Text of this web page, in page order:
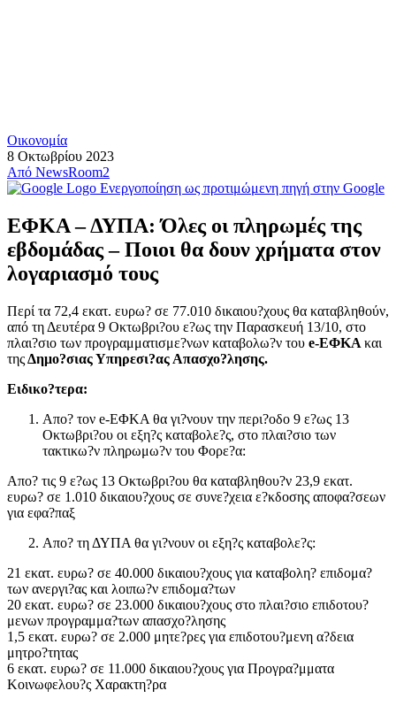
Οικονομία
8 Οκτωβρίου 2023
Από NewsRoom2
Ενεργοποίηση ως προτιμώμενη πηγή στην Google
ΕΦΚΑ – ΔΥΠΑ: Όλες οι πληρωμές της
εβδομάδας – Ποιοι θα δουν χρήματα στον
λογαριασμό τους
Περί τα 72,4 εκατ. ευρω? σε 77.010 δικαιου?χους θα καταβληθούν,
από τη Δευτέρα 9 Οκτωβρι?ου ε?ως την Παρασκευή 13/10, στο
πλαι?σιο των προγραμματισμε?νων καταβολω?ν του e-ΕΦΚΑ και
τηςΔημο?σιας Υπηρεσι?ας Απασχο?λησης.
Ειδικο?τερα:
Απο? τον e-ΕΦΚΑ θα γι?νουν την περι?οδο 9 ε?ως 13
Οκτωβρι?ου οι εξη?ς καταβολε?ς, στο πλαι?σιο των
τακτικω?ν πληρωμω?ν του Φορε?α:
Απο? τις 9 ε?ως 13 Οκτωβρι?ου θα καταβληθου?ν 23,9 εκατ.
ευρω? σε 1.010 δικαιου?χους σε συνε?χεια ε?κδοσης αποφα?σεων
για εφα?παξ
Απο? τη ΔΥΠΑ θα γι?νουν οι εξη?ς καταβολε?ς:
21 εκατ. ευρω? σε 40.000 δικαιου?χους για καταβολη? επιδομα?
των ανεργι?ας και λοιπω?ν επιδομα?των
20 εκατ. ευρω? σε 23.000 δικαιου?χους στο πλαι?σιο επιδοτου?
μενων προγραμμα?των απασχο?λησης
1,5 εκατ. ευρω? σε 2.000 μητε?ρες για επιδοτου?μενη α?δεια
μητρο?τητας
6 εκατ. ευρω? σε 11.000 δικαιου?χους για Προγρα?μματα
Κοινωφελου?ς Χαρακτη?ρα